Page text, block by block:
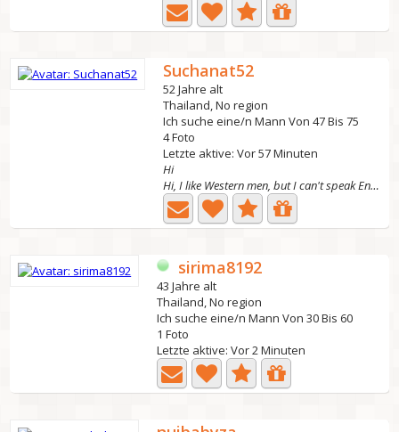
Suchanat52
52 Jahre alt
Thailand, No region
Ich suche eine/n Mann Von 47 Bis 75
4 Foto
Letzte aktive: Vor 57 Minuten
Hi
Hi, I like Western men, but I can't speak English.I have...
sirima8192
43 Jahre alt
Thailand, No region
Ich suche eine/n Mann Von 30 Bis 60
1 Foto
Letzte aktive: Vor 2 Minuten